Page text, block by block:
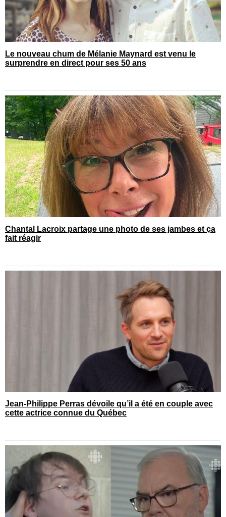
Le nouveau chum de Mélanie Maynard est venu le
surprendre en direct pour ses 50 ans
Chantal Lacroix partage une photo de ses jambes et ça
fait réagir
Jean-Philippe Perras dévoile qu’il a été en couple avec
cette actrice connue du Québec